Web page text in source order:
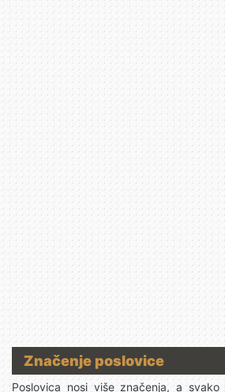
Značenje poslovice
Poslovica nosi više značenja, a